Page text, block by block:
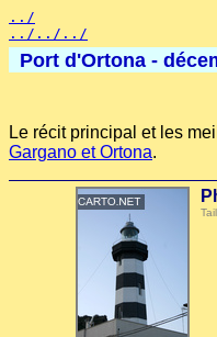
../
../../../
Port d'Ortona -
Le récit principal et les
Gargano et Ortona.